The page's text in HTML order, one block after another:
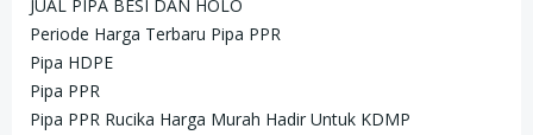
JUAL PIPA BESI DAN HOLO
Periode Harga Terbaru Pipa PPR
Pipa HDPE
Pipa PPR
Pipa PPR Rucika Harga Murah Hadir Untuk KDMP